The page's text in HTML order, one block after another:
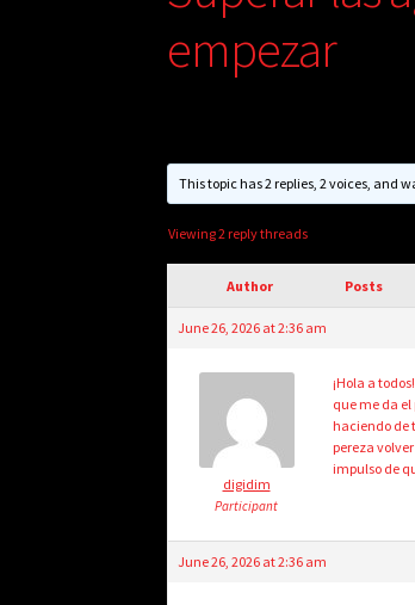
empezar
This topic has 2 replies, 2 voices, and
Viewing 2 reply threads
Author Posts
June 26, 2026 at 2:36 am
digidim
Participant
¡Hola a
que me da
haciendo de
pereza
impulso de
June 26, 2026 at 2:36 am